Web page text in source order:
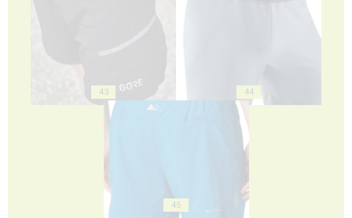
43 44
45